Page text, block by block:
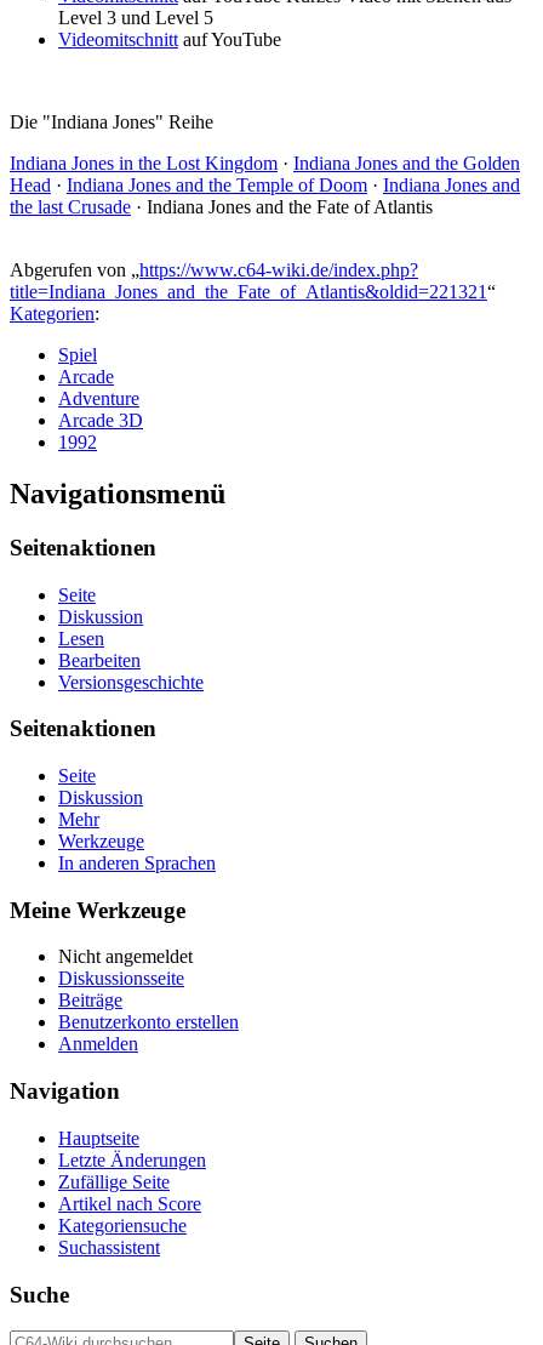
Level 3 und Level 5
Videomitschnitt auf YouTube
Die "Indiana Jones" Reihe
Indiana Jones in the Lost Kingdom · Indiana Jones and the Golden
Head · Indiana Jones and the Temple of Doom · Indiana Jones and
the last Crusade · Indiana Jones and the Fate of Atlantis
Abgerufen von „https://www.c64-wiki.de/index.php?
title=Indiana_Jones_and_the_Fate_of_Atlantis&oldid=221321“
Kategorien:
Spiel
Arcade
Adventure
Arcade 3D
1992
Navigationsmenü
Seitenaktionen
Seite
Diskussion
Lesen
Bearbeiten
Versionsgeschichte
Seitenaktionen
Seite
Diskussion
Mehr
Werkzeuge
In anderen Sprachen
Meine Werkzeuge
Nicht angemeldet
Diskussionsseite
Beiträge
Benutzerkonto erstellen
Anmelden
Navigation
Hauptseite
Letzte Änderungen
Zufällige Seite
Artikel nach Score
Kategoriensuche
Suchassistent
Suche